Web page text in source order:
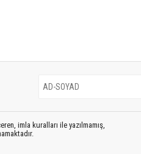
imla kuralları ile yazılmamış,